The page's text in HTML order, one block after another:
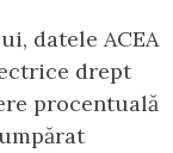
datele ACEA
drept
procentuală